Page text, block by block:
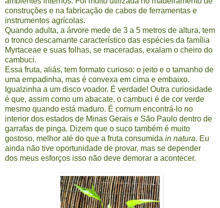
construções e na fabricação de cabos de ferramentas e
instrumentos agrícolas.
Quando adulta, a árvore mede de 3 a 5 metros de altura, tem
o tronco descamante característico das espécies da família
Myrtaceae e suas folhas, se maceradas, exalam o cheiro do
cambuci.
Essa fruta, aliás, tem formato curioso: o jeito e o tamanho de
uma empadinha, mas é convexa em cima e embaixo.
Igualzinha a um disco voador. É verdade! Outra curiosidade
é que, assim como um abacate, o cambuci é de cor verde
mesmo quando está maduro. É comum encontrá-lo no
interior dos estados de Minas Gerais e São Paulo dentro de
garrafas de pinga. Dizem que o suco também é muito
gostoso, melhor até do que a fruta consumida in natura. Eu
ainda não tive oportunidade de provar, mas se depender
dos meus esforços isso não deve demorar a acontecer.